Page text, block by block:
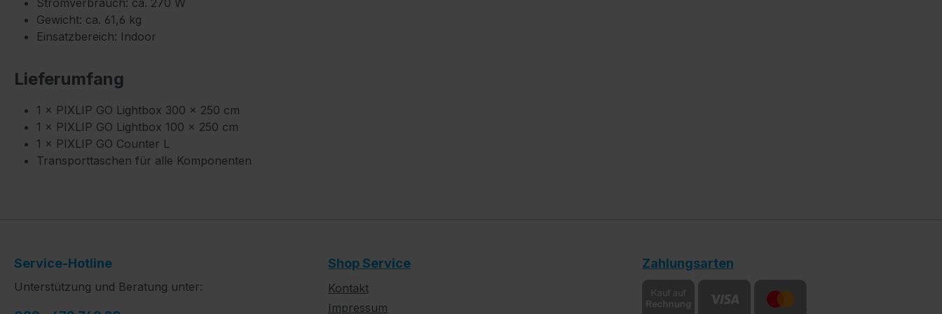
Stromverbrauch: ca. 270 W
Gewicht: ca. 61,6 kg
Einsatzbereich: Indoor
Lieferumfang
1 × PIXLIP GO Lightbox 300 × 250 cm
1 × PIXLIP GO Lightbox 100 × 250 cm
1 × PIXLIP GO Counter L
Transporttaschen für alle Komponenten
Service-Hotline
Unterstützung und Beratung unter:
Shop Service
Kontakt
Impressum
Zahlungsarten